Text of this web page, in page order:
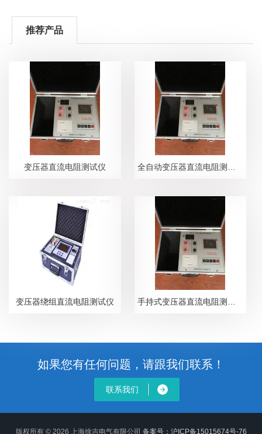
推荐产品
变压器直流电阻测试仪
变压器绕组直流电阻测试仪
如果您有任何问题，请跟我们联系！
联系我们
版权所有 © 2026 上海徐吉电气有限公司 备案号：沪ICP备15015674号-76